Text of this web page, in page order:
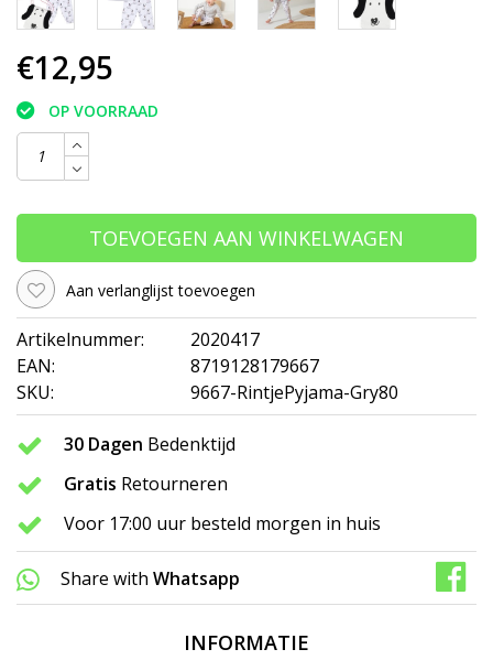
€12,95
OP VOORRAAD
TOEVOEGEN AAN WINKELWAGEN
Aan verlanglijst toevoegen
Artikelnummer:
2020417
EAN:
8719128179667
SKU:
9667-RintjePyjama-Gry80
30 Dagen Bedenktijd
Gratis Retourneren
Voor 17:00 uur besteld morgen in huis
Share with Whatsapp
INFORMATIE